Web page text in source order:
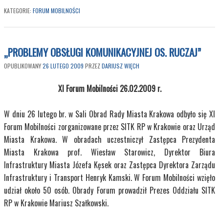
KATEGORIE: FORUM MOBILNOŚCI
„PROBLEMY OBSŁUGI KOMUNIKACYJNEJ OS. RUCZAJ”
OPUBLIKOWANY26 LUTEGO 2009 PRZEZDARIUSZ WIĘCH
XI Forum Mobilności 26.02.2009 r.
W dniu 26 lutego br. w Sali Obrad Rady Miasta Krakowa odbyło się XI
Forum Mobilności zorganizowane przez SITK RP w Krakowie oraz Urząd
Miasta Krakowa. W obradach uczestniczył Zastępca Prezydenta
Miasta Krakowa prof. Wiesław Starowicz, Dyrektor Biura
Infrastruktury Miasta Józefa Kęsek oraz Zastępca Dyrektora Zarządu
Infrastruktury i Transport Henryk Kamski. W Forum Mobilności wzięło
udział około 50 osób. Obrady Forum prowadził Prezes Oddziału SITK
RP w Krakowie Mariusz Szałkowski.